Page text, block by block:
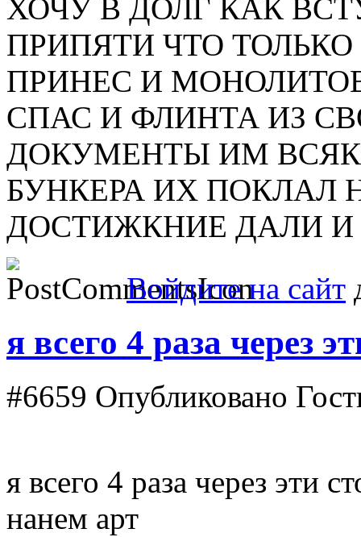
ХОЧУ В ДОЛГ КАК
ПРИПЯТИ ЧТО
ПРИНЕС И
СПАС И ФЛИНТА ИЗ
ДОКУМЕНТЫ ИМ
БУНКЕРА ИХ ПОКЛАЛ
ДОСТИЖКНИЕ ДАЛИ И
Войдите на сайт
я всего 4 раза через
#6659 Опубликовано
я всего 4 раза через эти
нанем арт